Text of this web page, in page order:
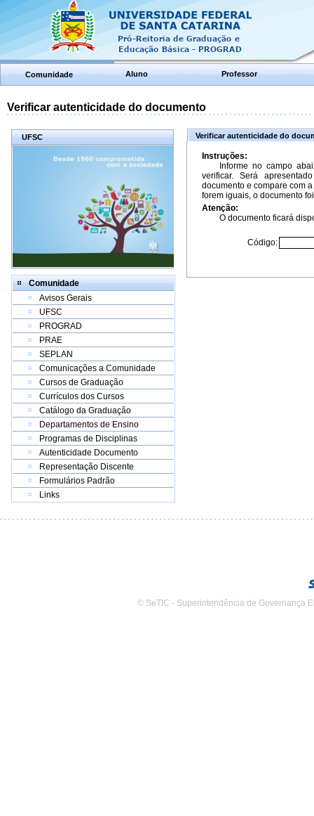
Comunidade Aluno Professor
Verificar autenticidade do documento
UFSC
Comunidade
Avisos Gerais
UFSC
PROGRAD
PRAE
SEPLAN
Comunicações a Comunidade
Cursos de Graduação
Currículos dos Cursos
Catálogo da Graduação
Departamentos de Ensino
Programas de Disciplinas
Autenticidade Documento
Representação Discente
Formulários Padrão
Links
Verificar autenticidade do
Instruções:
Informe no campo
verificar. Será
documento e compare com
forem iguais, o documento
Atenção:
O documento ficará
Código:
© SeTIC - Superintendência de Governança